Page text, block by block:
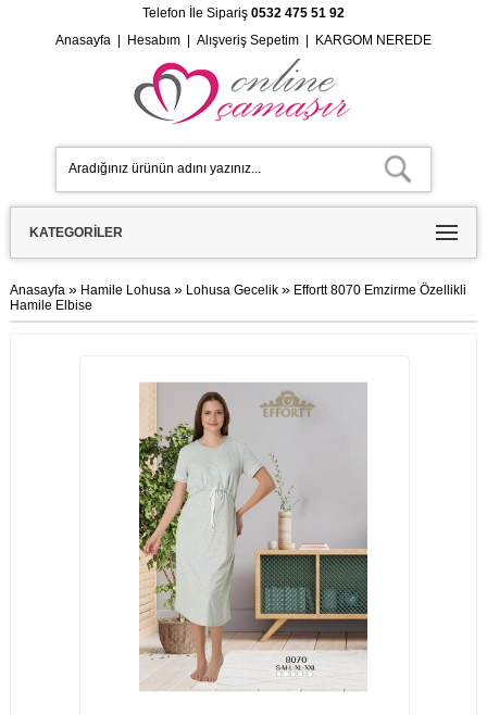
Telefon İle Sipariş 0532 475 51 92
Anasayfa| Hesabım| Alışveriş Sepetim| KARGOM NEREDE
KATEGORILER
Anasayfa » Hamile Lohusa » Lohusa Gecelik » Effortt 8070 Emzirme Özellikli
Hamile Elbise